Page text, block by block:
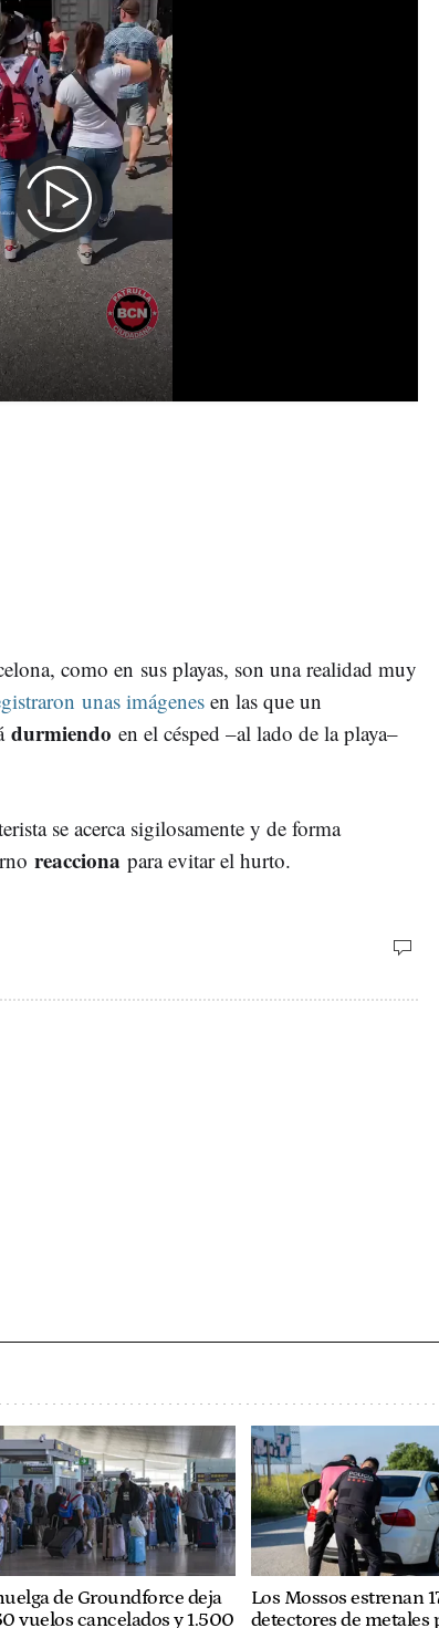
como en sus playas, son una realidad muy
unas imágenesen las que un
durmiendo en el césped –al lado de la playa–
se acerca sigilosamente y de forma
reacciona para evitar el hurto.
de Groundforce deja
vuelos cancelados y 1.500
Los Mossos estrenan
detectores de metales